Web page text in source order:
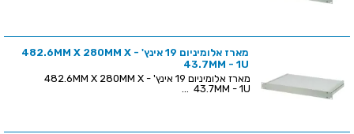
מארז אלומיניום 19 אינץ' - 482.6MM X 280MM X
43.7MM - 1U
מארז אלומיניום 19 אינץ' - 482.6MM X 280MM X
43.7MM - 1U ...